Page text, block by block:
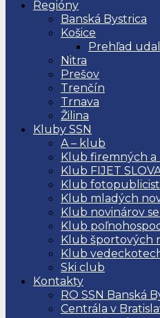
Regióny
Banská Bystrica
Košice
Prehľad
Nitra
Prešov
Trenčín
Trnava
Žilina
Kluby SSN
A – klub
Klub firemných
Klub FIJET
Klub
Klub mladých
Klub novinárov
Klub
Klub športových
Klub
Ski club
Kontakty
RO SSN Banská
Centrála v